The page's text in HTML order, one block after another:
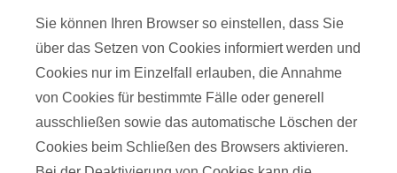
Sie können Ihren Browser so einstellen, dass Sie
über das Setzen von Cookies informiert werden und
Cookies nur im Einzelfall erlauben, die Annahme
von Cookies für bestimmte Fälle oder generell
ausschließen sowie das automatische Löschen der
Cookies beim Schließen des Browsers aktivieren.